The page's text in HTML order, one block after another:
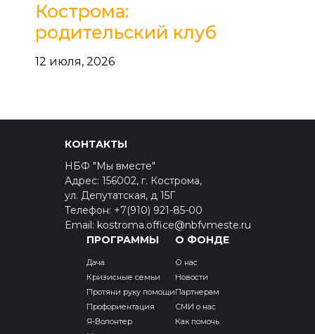
Кострома:
родительский клуб
12 июля, 2026
КОНТАКТЫ
НБФ "Мы вместе"
Адрес: 156002, г. Кострома,
ул. Депутатская, д 15Г
Телефон: +7(910) 921-85-00
Email: kostroma.office@nbfvmeste.ru
ПРОГРАММЫ
Дача
Кризисные семьи
Протяни руку помощи
Профориентация
Я-Волонтер
О ФОНДЕ
О нас
Новости
Партнерам
СМИ о нас
Как помочь